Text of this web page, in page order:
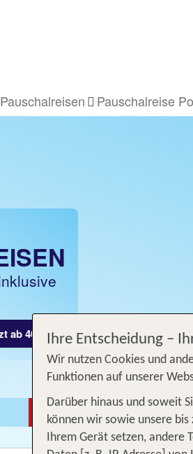
Pauschalreisen Pauschalreise
ab 404 €
DEALS Flug
Ausflüge
Camper
Ihre Entscheidung –
Wir nutzen Cookies und
Funktionen auf unserer
Darüber hinaus und soweit
können wir sowie unsere
Ihrem Gerät setzen, andere